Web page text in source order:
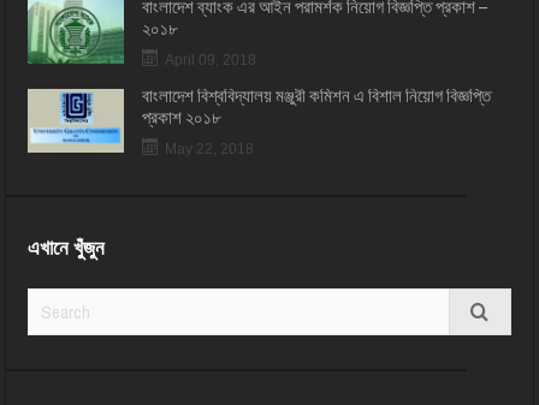
বাংলাদেশ ব্যাংক এর আইন পরামর্শক নিয়োগ বিজ্ঞপ্তি প্রকাশ –
২০১৮
April 09, 2018
বাংলাদেশ বিশ্ববিদ্যালয় মঞ্জুরী কমিশন এ বিশাল নিয়োগ বিজ্ঞপ্তি
প্রকাশ ২০১৮
May 22, 2018
এখানে খুঁজুন